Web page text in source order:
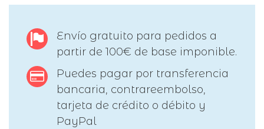
Envío gratuito para pedidos a
partir de 100€ de base imponible.
Puedes pagar por transferencia
bancaria, contrareembolso,
tarjeta de crédito o débito y
PayPal